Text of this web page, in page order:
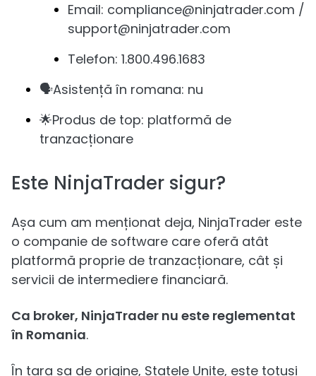
Email: compliance@ninjatrader.com /
support@ninjatrader.com
Telefon: 1.800.496.1683
🗣️Asistență în romana: nu
🌟Produs de top: platformă de
tranzacționare
Este NinjaTrader sigur?
Așa cum am menționat deja, NinjaTrader este
o companie de software care oferă atât
platformă proprie de tranzacționare, cât și
servicii de intermediere financiară.
Ca broker, NinjaTrader nu este reglementat
în Romania.
În țara sa de origine, Statele Unite, este totuși